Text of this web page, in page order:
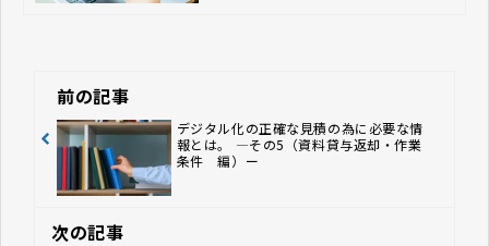
ど、あらゆる分野で新たな価値創出に
つながることが期待されます。 組織
や企業の担当者のなかには「どのよう
前の記事
デジタル化の正確な見積の為に必要な情
報とは。 ―その5（資料貸与返却・作業
条件 編）ー
次の記事